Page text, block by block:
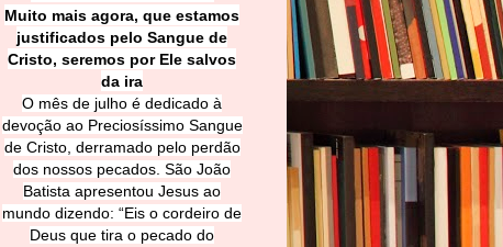
Muito mais agora, que estamos
justificados pelo Sangue de
Cristo, seremos por Ele salvos
da ira
O mês de julho é dedicado à
devoção ao Preciosíssimo Sangue
de Cristo, derramado pelo perdão
dos nossos pecados. São João
Batista apresentou Jesus ao
mundo dizendo: “Eis o cordeiro de
Deus que tira o pecado do